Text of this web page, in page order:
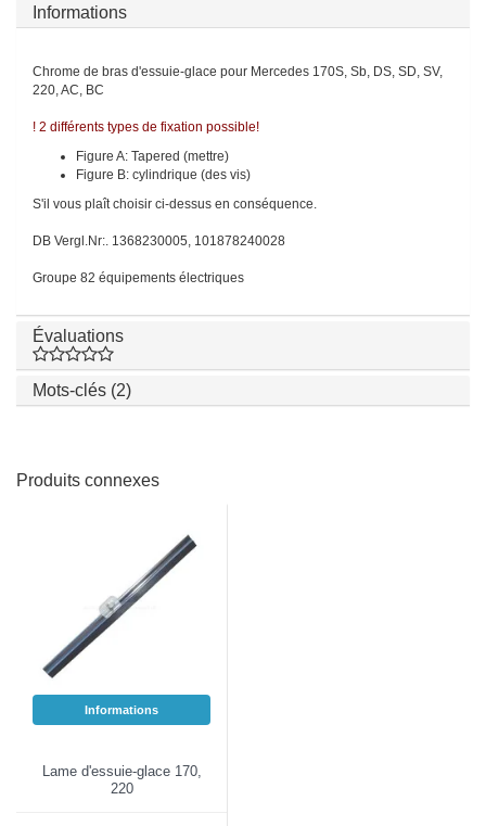
Informations
Chrome de bras d'essuie-glace pour Mercedes 170S, Sb, DS, SD, SV,
220, AC, BC
! 2 différents types de fixation possible!
Figure A: Tapered (mettre)
Figure B: cylindrique (des vis)
S'il vous plaît choisir ci-dessus en conséquence.
DB Vergl.Nr:. 1368230005, 101878240028
Groupe 82 équipements électriques
Évaluations
Mots-clés (2)
Produits connexes
Informations
Lame d'essuie-glace 170,
220